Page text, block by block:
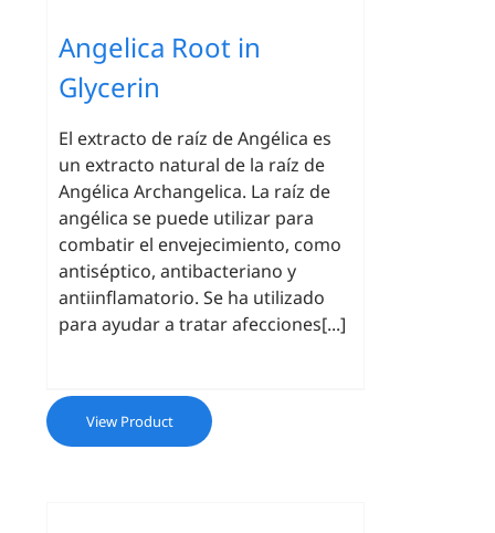
Angelica Root in
Glycerin
El extracto de raíz de Angélica es
un extracto natural de la raíz de
Angélica Archangelica. La raíz de
angélica se puede utilizar para
combatir el envejecimiento, como
antiséptico, antibacteriano y
antiinflamatorio. Se ha utilizado
para ayudar a tratar afecciones[...]
View Product